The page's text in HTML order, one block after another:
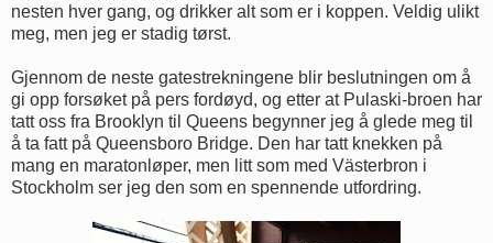
nesten hver gang, og drikker alt som er i koppen. Veldig ulikt
meg, men jeg er stadig tørst.
Gjennom de neste gatestrekningene blir beslutningen om å
gi opp forsøket på pers fordøyd, og etter at Pulaski-broen har
tatt oss fra Brooklyn til Queens begynner jeg å glede meg til
å ta fatt på Queensboro Bridge. Den har tatt knekken på
mang en maratonløper, men litt som med Västerbron i
Stockholm ser jeg den som en spennende utfordring.